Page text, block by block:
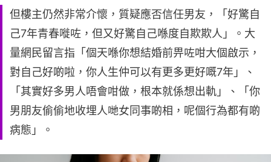
但樓主仍然非常介懷，質疑應否信任男友，「好驚自
己7年青春嘥咗，但又好驚自己喺度自欺欺人」。大
量網民留言指「個天喺你想結婚前畀咗咁大個啟示，
對自己好啲啦，你人生仲可以有更多更好嘅7年」、
「其實好多男人唔會咁做，根本就係想出軌」、「你
男朋友偷偷地收埋人哋女同事啲相，呢個行為都有啲
病態」。